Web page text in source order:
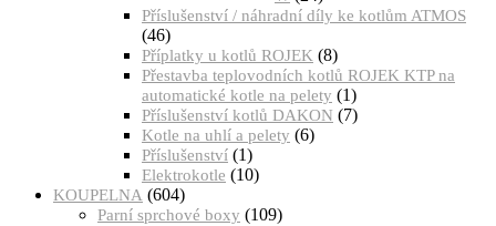
Příslušenství / náhradní díly ke kotlům ATMOS
(46)
Příplatky u kotlů ROJEK (8)
Přestavba teplovodních kotlů ROJEK KTP na
automatické kotle na pelety (1)
Příslušenství kotlů DAKON (7)
Kotle na uhlí a pelety (6)
Příslušenství (1)
Elektrokotle (10)
KOUPELNA (604)
Parní sprchové boxy (109)